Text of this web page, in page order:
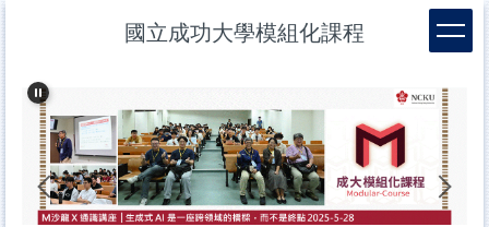
國立成功大學模組化課程